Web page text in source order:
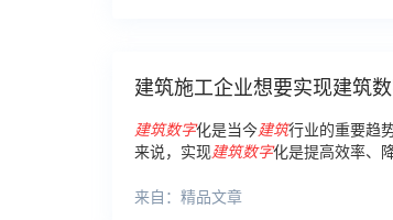
建筑施工企业想要实现建筑
建筑数字化是当今建筑行业的重要趋
来说，实现建筑数字化是提高效率、
息模型（BIM）技术
来自：精品文章